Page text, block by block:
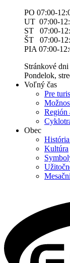
PO 07:00-
UT 07:00-
ST 07:00-
ŠT 07:00-
PIA 07:00-
Stránkové dni
Pondelok,
Voľný čas
Pre
Región
Obec
Kultúra